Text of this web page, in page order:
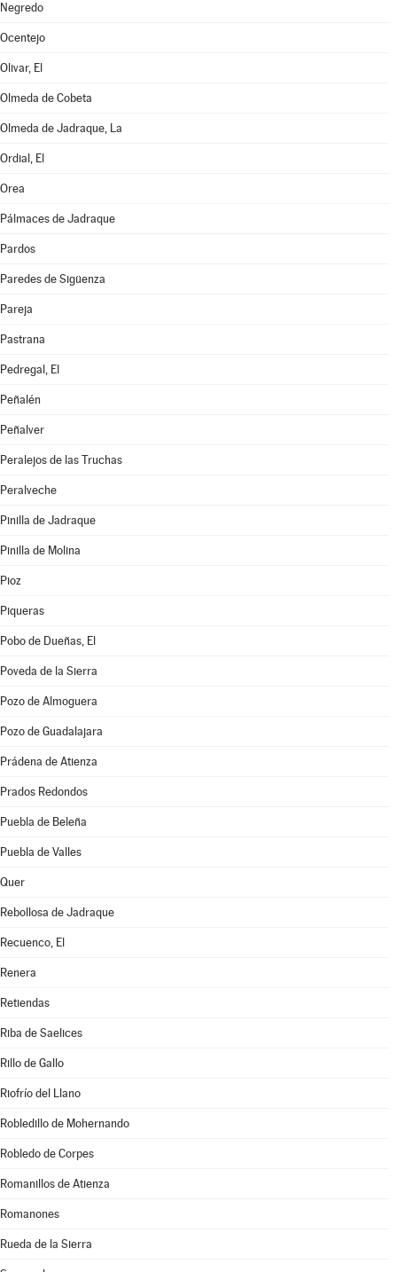
Negredo
Ocentejo
Olivar, El
Olmeda de Cobeta
Olmeda de Jadraque, La
Ordial, El
Orea
Pálmaces de Jadraque
Pardos
Paredes de Sigüenza
Pareja
Pastrana
Pedregal, El
Peñalén
Peñalver
Peralejos de las Truchas
Peralveche
Pinilla de Jadraque
Pinilla de Molina
Pioz
Piqueras
Pobo de Dueñas, El
Poveda de la Sierra
Pozo de Almoguera
Pozo de Guadalajara
Prádena de Atienza
Prados Redondos
Puebla de Beleña
Puebla de Valles
Quer
Rebollosa de Jadraque
Recuenco, El
Renera
Retiendas
Riba de Saelices
Rillo de Gallo
Riofrío del Llano
Robledillo de Mohernando
Robledo de Corpes
Romanillos de Atienza
Romanones
Rueda de la Sierra